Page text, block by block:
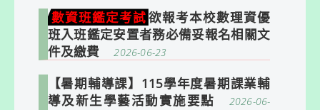
數資班鑑定考試欲報考本校數理資優
班入班鑑定安置者務必備妥報名相關文
件及繳費
2026-06-23
【暑期輔導課】115學年度暑期課業輔
導及新生學藝活動實施要點
2026-06-